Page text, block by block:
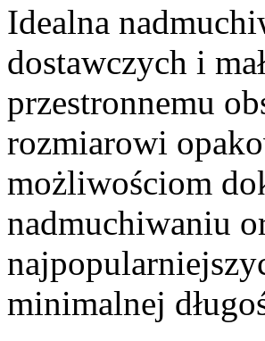
Idealna
dostawczych i
przestronnemu
rozmiarowi
możliwościom
nadmuchiwaniu
minimalnej